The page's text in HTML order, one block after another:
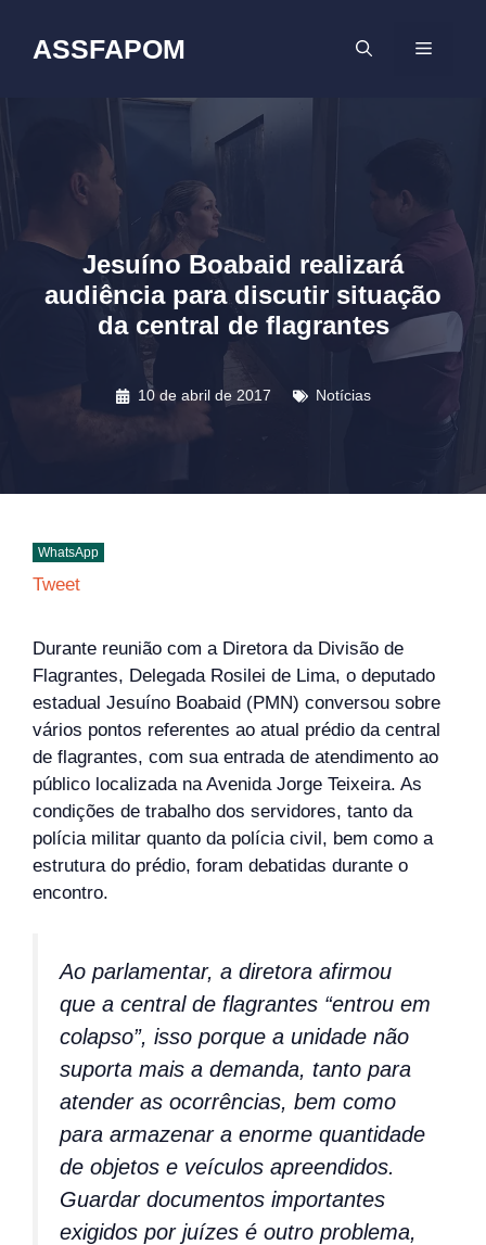
ASSFAPOM MENU
Jesuíno Boabaid realizará
audiência para discutir situação
da central de flagrantes
10 de abril de 2017 Notícias
WhatsApp
Tweet
Durante reunião com a Diretora da Divisão de
Flagrantes, Delegada Rosilei de Lima, o deputado
estadual Jesuíno Boabaid (PMN) conversou sobre
vários pontos referentes ao atual prédio da central
de flagrantes, com sua entrada de atendimento ao
público localizada na Avenida Jorge Teixeira. As
condições de trabalho dos servidores, tanto da
polícia militar quanto da polícia civil, bem como a
estrutura do prédio, foram debatidas durante o
encontro.
Ao parlamentar, a diretora afirmou
que a central de flagrantes “entrou em
colapso”, isso porque a unidade não
suporta mais a demanda, tanto para
atender as ocorrências, bem como
para armazenar a enorme quantidade
de objetos e veículos apreendidos.
Guardar documentos importantes
exigidos por juízes é outro problema,